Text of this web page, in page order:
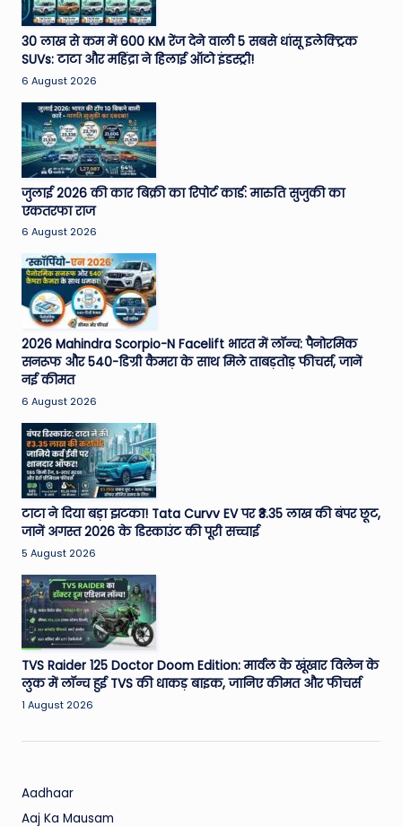
vi
e
N
e
w
s
A
ro
u
n
d
T
h
e
W
o
rl
d
30 लाख से कम में 600 KM रेंज देने वाली 5 सबसे धांसू इलेक्ट्रिक
SUVs: टाटा और महिंद्रा ने हिलाई ऑटो इंडस्ट्री!
6 August 2026
जुलाई 2026 की कार बिक्री का रिपोर्ट कार्ड: मारुति सुजुकी का
एकतरफा राज
6 August 2026
2026 Mahindra Scorpio-N Facelift भारत में लॉन्च: पैनोरमिक
सनरूफ और 540-डिग्री कैमरा के साथ मिले ताबड़तोड़ फीचर्स, जानें
नई कीमत
6 August 2026
टाटा ने दिया बड़ा झटका! Tata Curvv EV पर ₹3.35 लाख की बंपर छूट,
जानें अगस्त 2026 के डिस्काउंट की पूरी सच्चाई
5 August 2026
TVS Raider 125 Doctor Doom Edition: मार्वल के खूंखार विलेन के
लुक में लॉन्च हुई TVS की धाकड़ बाइक, जानिए कीमत और फीचर्स
1 August 2026
Aadhaar
Aaj Ka Mausam